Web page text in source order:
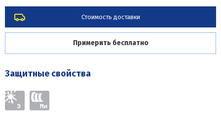
Стоимость доставки
Примерить бесплатно
Защитные свойства